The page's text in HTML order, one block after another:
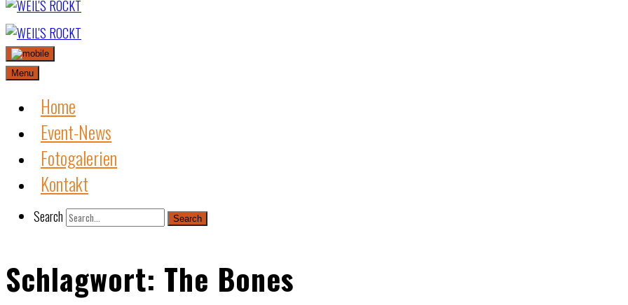
Skip
to
content
Menu
Home
Event-News
Fotogalerien
Kontakt
Search Search
Schlagwort: The Bones